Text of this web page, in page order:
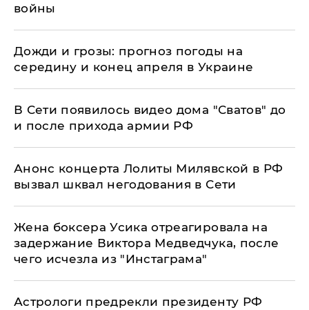
войны
Дожди и грозы: прогноз погоды на
середину и конец апреля в Украине
В Сети появилось видео дома "Сватов" до
и после прихода армии РФ
Анонс концерта Лолиты Милявской в РФ
вызвал шквал негодования в Сети
Жена боксера Усика отреагировала на
задержание Виктора Медведчука, после
чего исчезла из "Инстаграма"
Астрологи предрекли президенту РФ